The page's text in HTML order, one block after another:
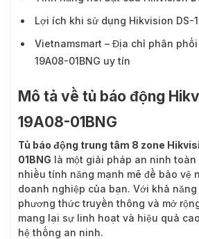
Lợi ích khi sử dụng Hikvision DS-
Vietnamsmart – Địa chỉ phân
19A08-01BNG uy tín
Mô tả về tủ báo động
19A08-01BNG
Tủ báo động trung tâm 8 zone
01BNG là một giải pháp an ninh
nhiều tính năng mạnh mẽ để bảo vệ
doanh nghiệp của bạn. Với khả
phương thức truyền thông và mở
mang lại sự linh hoạt và hiệu quả
hệ thống an ninh.